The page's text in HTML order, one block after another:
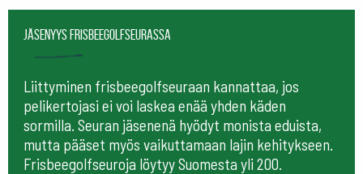
Jäsenyys frisbeegolfseurassa
Liittyminen frisbeegolfseuraan kannattaa, jos
pelikertojasi ei voi laskea enää yhden käden
sormilla. Seuran jäsenenä hyödyt monista eduista,
mutta pääset myös vaikuttamaan lajin kehitykseen.
Frisbeegolfseuroja löytyy Suomesta yli 200.